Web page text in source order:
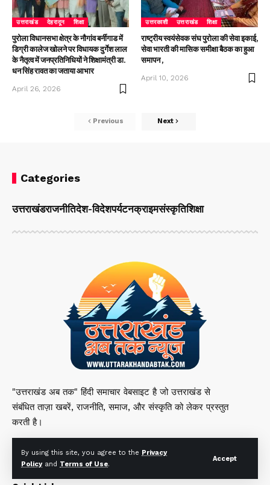
By using this site, you agree to the Privacy
Policyand Terms of Use.
Accept
उत्तराखंड देहरादून शिक्षा
पुरोला विधानसभा क्षेत्र के नौगांव बर्नीगाड में
डिग्री कालेज खोलने पर विधायक दुर्गेश लाल
के नैतृत्व में जनप्रतिनिधियों ने शिक्षामंत्री डा.
धन सिंह रावत का जताया आभार
April 26, 2026
उत्तरकाशी उत्तराखंड शिक्षा
राष्ट्रीय स्वयंसेवक संघ पुरोला की सेवा इकाई,
सेवा भारती की मासिक समीक्षा बैठक का हुआ
समापन ,
April 10, 2026
Previous Next
Categories
उत्तराखंडराजनीतिदेश-विदेशपर्यटनक्राइमसंस्कृतिशिक्षा
"उत्तराखंड अब तक" हिंदी समाचार वेबसाइट है जो उत्तराखंड से
संबंधित ताज़ा खबरें, राजनीति, समाज, और संस्कृति को लेकर प्रस्तुत
करती है।